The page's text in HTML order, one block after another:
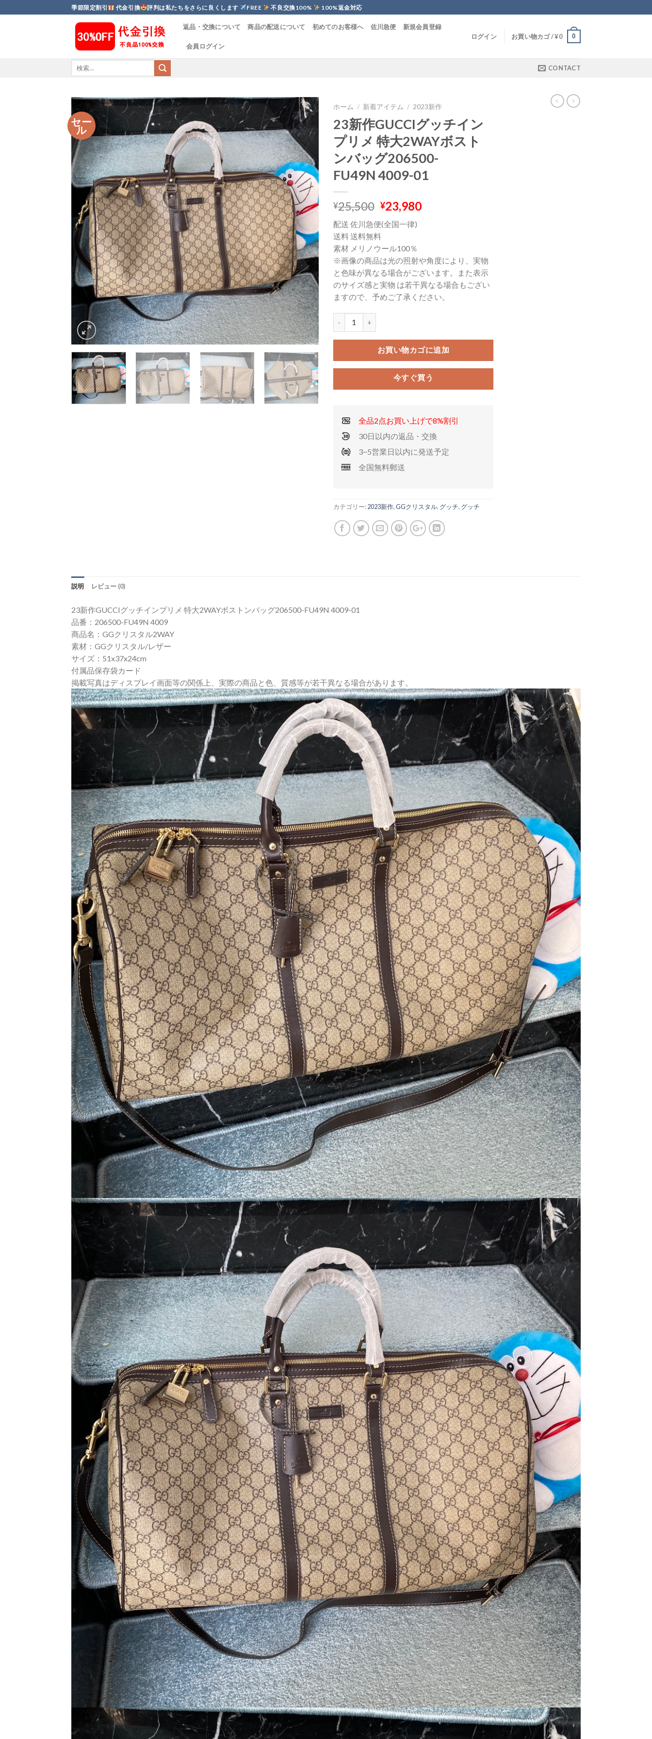
to
季節限定割引 代金引換 評判は私たちをさらに良くします FREE 不良交換100% 100%返金対応
返品・交換について 商品の配送について 初めてのお客様へ 佐川急便 新規会員登録
会員ログイン
ログイン お買い物カゴ /¥0 0
CONTACT
セー
ル
ホーム / 新着アイテム / 2023新作
23新作GUCCIグッチイン
プリメ 特大2WAYボスト
ンバッグ206500-
FU49N 4009-01
¥25,500 元
価
格
は
¥25,500
で
し
た。
¥23,980現
は
¥23,980
で
す。
配送 佐川急便(全国一律)
送料 送料無料
素材 メリノウール100％
※画像の商品は光の照射や角度により、実物
と色味が異なる場合がございます。また表示
のサイズ感と実物 は若干異なる場合もござい
ますので、予めご了承ください。
お買い物カゴに追加
今すぐ買う
全品2点お買い上げで8%割引
30日以内の返品・交換
3~5営業日以内に発送予定
全国無料郵送
カテゴリー:2023新作,GGクリスタル, グッチ, グッチ
説明 レビュー (0)
23新作GUCCIグッチインプリメ 特大2WAYボストンバッグ206500-FU49N 4009-01
品番：206500-FU49N 4009
商品名：GGクリスタル2WAY
素材：GGクリスタル/レザー
サイズ：51x37x24cm
付属品保存袋カード
掲載写真はディスプレイ画面等の関係上、実際の商品と色、質感等が若干異なる場合があります。